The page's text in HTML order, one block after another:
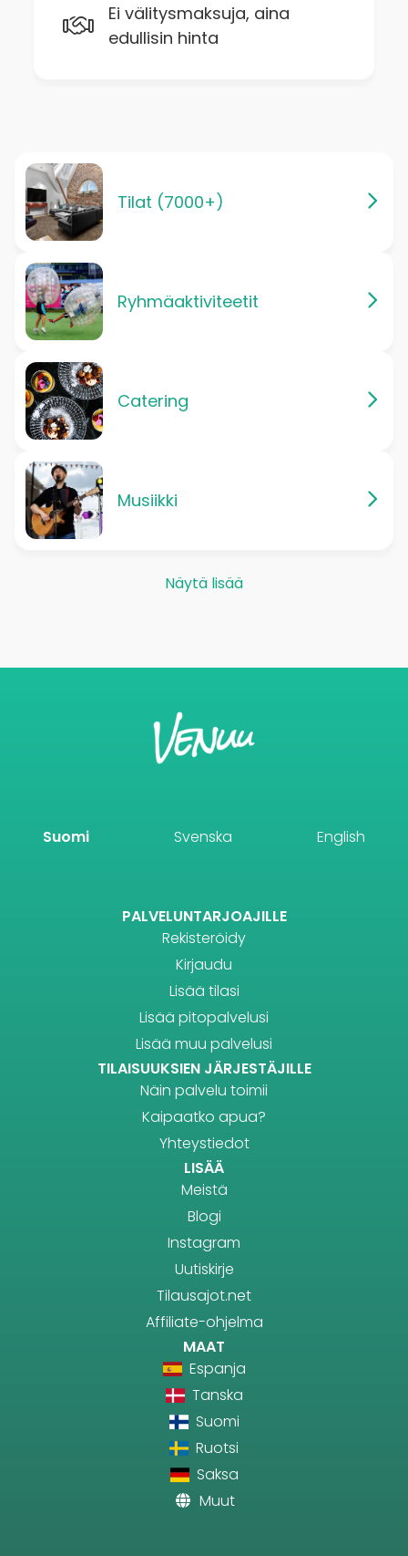
Ei välitysmaksuja, aina
edullisin hinta
Tilat (7000+)
Ryhmäaktiviteetit
Catering
Musiikki
Näytä lisää
Suomi Svenska English
PALVELUNTARJOAJILLE
Rekisteröidy
Kirjaudu
Lisää tilasi
Lisää pitopalvelusi
Lisää muu palvelusi
TILAISUUKSIEN JÄRJESTÄJILLE
Näin palvelu toimii
Kaipaatko apua?
Yhteystiedot
LISÄÄ
Meistä
Blogi
Instagram
Uutiskirje
Tilausajot.net
Affiliate-ohjelma
MAAT
Espanja
Tanska
Suomi
Ruotsi
Saksa
Muut